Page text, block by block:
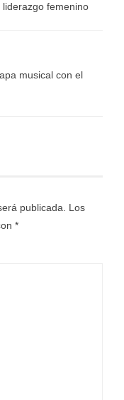
femenino
musical con el
publicada. Los
*